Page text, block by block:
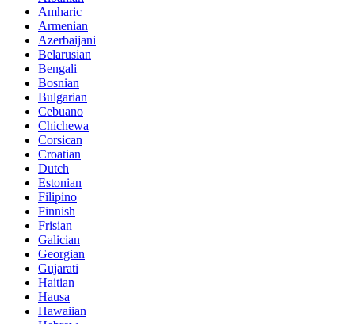
Amharic
Armenian
Azerbaijani
Belarusian
Bengali
Bosnian
Bulgarian
Cebuano
Chichewa
Corsican
Croatian
Dutch
Estonian
Filipino
Finnish
Frisian
Galician
Georgian
Gujarati
Haitian
Hausa
Hawaiian